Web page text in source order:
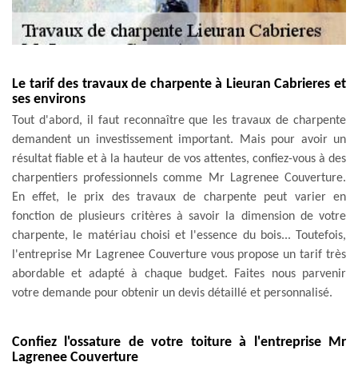
Le tarif des travaux de charpente à Lieuran Cabrieres et
ses environs
Tout d'abord, il faut reconnaître que les travaux de charpente
demandent un investissement important. Mais pour avoir un
résultat fiable et à la hauteur de vos attentes, confiez-vous à des
charpentiers professionnels comme Mr Lagrenee Couverture.
En effet, le prix des travaux de charpente peut varier en
fonction de plusieurs critères à savoir la dimension de votre
charpente, le matériau choisi et l'essence du bois... Toutefois,
l'entreprise Mr Lagrenee Couverture vous propose un tarif très
abordable et adapté à chaque budget. Faites nous parvenir
votre demande pour obtenir un devis détaillé et personnalisé.
Confiez l'ossature de votre toiture à l'entreprise Mr
Lagrenee Couverture